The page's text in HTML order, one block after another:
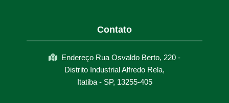
MERCADO LIVRE DE ENERGIA
PARAMETRIZAÇÃO DE RELÉS
RETROFIT PAINEL ELÉTRICO
Contato
Endereço Rua Osvaldo Berto, 220 -
Distrito Industrial Alfredo Rela,
Itatiba - SP, 13255-405